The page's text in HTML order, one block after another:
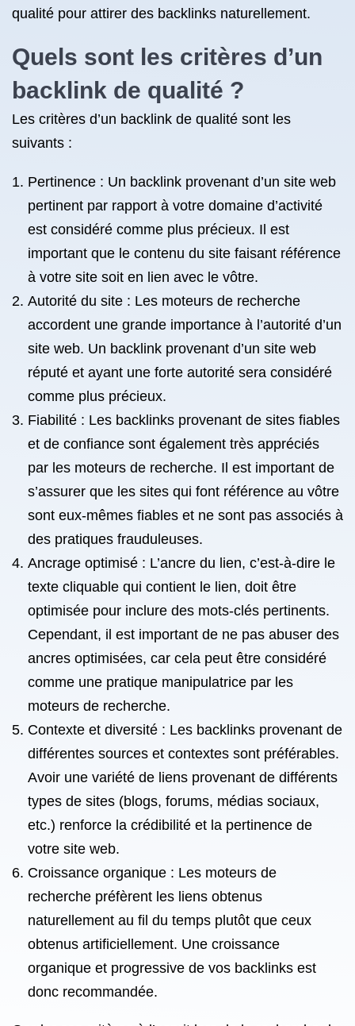
qualité pour attirer des backlinks naturellement.
Quels sont les critères d’un
backlink de qualité ?
Les critères d’un backlink de qualité sont les
suivants :
Pertinence : Un backlink provenant d’un site web
pertinent par rapport à votre domaine d’activité
est considéré comme plus précieux. Il est
important que le contenu du site faisant référence
à votre site soit en lien avec le vôtre.
Autorité du site : Les moteurs de recherche
accordent une grande importance à l’autorité d’un
site web. Un backlink provenant d’un site web
réputé et ayant une forte autorité sera considéré
comme plus précieux.
Fiabilité : Les backlinks provenant de sites fiables
et de confiance sont également très appréciés
par les moteurs de recherche. Il est important de
s’assurer que les sites qui font référence au vôtre
sont eux-mêmes fiables et ne sont pas associés à
des pratiques frauduleuses.
Ancrage optimisé : L’ancre du lien, c’est-à-dire le
texte cliquable qui contient le lien, doit être
optimisée pour inclure des mots-clés pertinents.
Cependant, il est important de ne pas abuser des
ancres optimisées, car cela peut être considéré
comme une pratique manipulatrice par les
moteurs de recherche.
Contexte et diversité : Les backlinks provenant de
différentes sources et contextes sont préférables.
Avoir une variété de liens provenant de différents
types de sites (blogs, forums, médias sociaux,
etc.) renforce la crédibilité et la pertinence de
votre site web.
Croissance organique : Les moteurs de
recherche préfèrent les liens obtenus
naturellement au fil du temps plutôt que ceux
obtenus artificiellement. Une croissance
organique et progressive de vos backlinks est
donc recommandée.